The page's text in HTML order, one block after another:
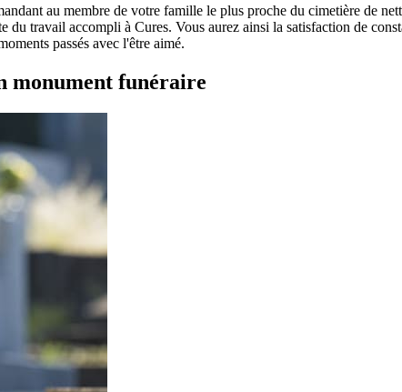
au membre de votre famille le plus proche du cimetière de
du travail accompli à Cures. Vous aurez ainsi la satisfaction de
passés avec l'être aimé.
monument funéraire